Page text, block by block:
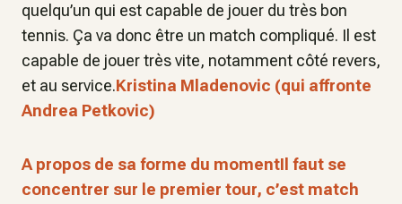
quelqu’un qui est capable de jouer du très bon
tennis. Ça va donc être un match compliqué. Il est
capable de jouer très vite, notamment côté revers,
et au service.Kristina Mladenovic (qui affronte
Andrea Petkovic)
A propos de sa forme du momentIl faut se
concentrer sur le premier tour, c’est match